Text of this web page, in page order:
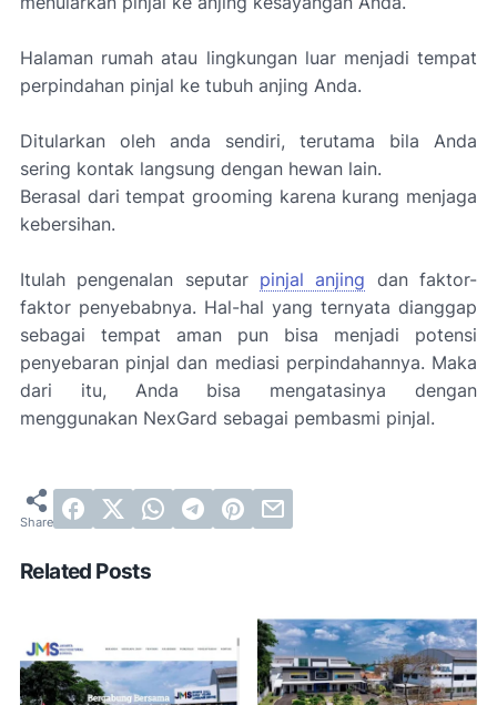
Halaman rumah atau lingkungan luar menjadi tempat
perpindahan pinjal ke tubuh anjing Anda.
Ditularkan oleh anda sendiri, terutama bila Anda
sering kontak langsung dengan hewan lain.
Berasal dari tempat grooming karena kurang menjaga
kebersihan.
Itulah pengenalan seputar pinjal anjing dan faktor-
faktor penyebabnya. Hal-hal yang ternyata dianggap
sebagai tempat aman pun bisa menjadi potensi
penyebaran pinjal dan mediasi perpindahannya. Maka
dari itu, Anda bisa mengatasinya dengan
menggunakan NexGard sebagai pembasmi pinjal.
Related Posts